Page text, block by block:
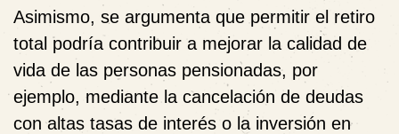
Asimismo, se argumenta que permitir el retiro
total podría contribuir a mejorar la calidad de
vida de las personas pensionadas, por
ejemplo, mediante la cancelación de deudas
con altas tasas de interés o la inversión en